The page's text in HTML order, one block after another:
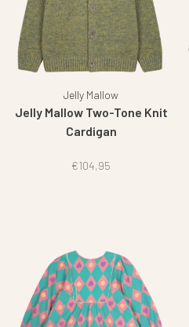
Jelly Mallow
Jelly Mallow Two-Tone Knit
Cardigan
€104,95